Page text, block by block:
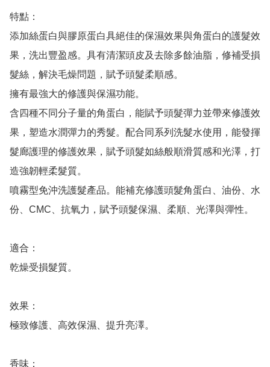
特點：
添加絲蛋白與膠原蛋白具絕佳的保濕效果與角蛋白的護髮效
果，洗出豐盈感。具有清潔頭皮及去除多餘油脂，修補受損
髮絲，解決毛燥問題，賦予頭髮柔順感。
擁有最強大的修護與保濕功能。
含四種不同分子量的角蛋白，能賦予頭髮彈力並帶來修護效
果，塑造水潤彈力的秀髮。配合同系列洗髮水使用，能發揮
髮廊護理的修護效果，賦予頭髮如絲般順滑質感和光澤，打
造強韌輕柔髮質。
噴霧型免沖洗護髮產品。能補充修護頭髮角蛋白、油份、水
份、CMC、抗氧力，賦予頭髮保濕、柔順、光澤與彈性。
適合：
乾燥受損髮質。
效果：
極致修護、高效保濕、提升亮澤。
香味：